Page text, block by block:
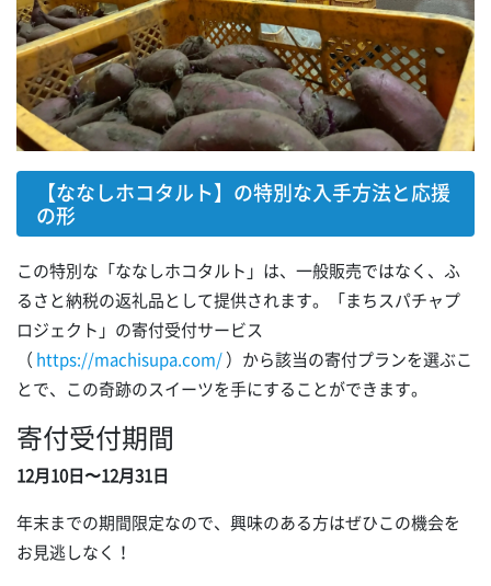
【ななしホコタルト】の特別な入手方法と応援
の形
この特別な「ななしホコタルト」は、一般販売ではなく、ふ
るさと納税の返礼品として提供されます。「まちスパチャプ
ロジェクト」の寄付受付サービス
（ https://machisupa.com/）から該当の寄付プランを選ぶこ
とで、この奇跡のスイーツを手にすることができます。
寄付受付期間
12月10日〜12月31日
年末までの期間限定なので、興味のある方はぜひこの機会を
お見逃しなく！